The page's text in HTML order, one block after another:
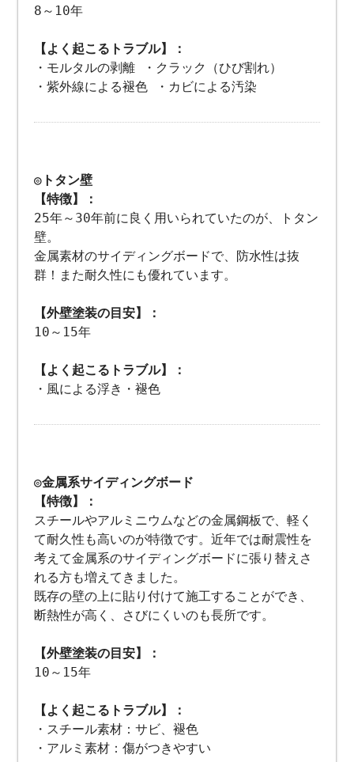
8～10年
【よく起こるトラブル】：
・モルタルの剥離 ・クラック（ひび割れ）
・紫外線による褪色 ・カビによる汚染
◎トタン壁
【特徴】：
25年～30年前に良く用いられていたのが、トタン
壁。
金属素材のサイディングボードで、防水性は抜
群！また耐久性にも優れています。
【外壁塗装の目安】：
10～15年
【よく起こるトラブル】：
・風による浮き・褪色
◎金属系サイディングボード
【特徴】：
スチールやアルミニウムなどの金属鋼板で、軽く
て耐久性も高いのが特徴です。近年では耐震性を
考えて金属系のサイディングボードに張り替えさ
れる方も増えてきました。
既存の壁の上に貼り付けて施工することができ、
断熱性が高く、さびにくいのも長所です。
【外壁塗装の目安】：
10～15年
【よく起こるトラブル】：
・スチール素材：サビ、褪色
・アルミ素材：傷がつきやすい